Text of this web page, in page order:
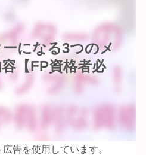
になる3つのメ
【FP資格者必
告を使用しています。